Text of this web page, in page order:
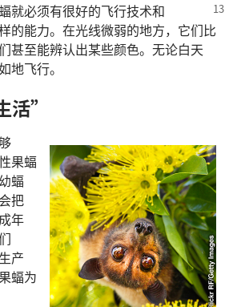
就必须有很好的飞行技术和
的能力。 在光线微弱的地方， 它们比
甚至能辨认出某些颜色。 无论白天
地飞行。
活”
果蝠
幼蝠
会把
成年
生产
果蝠为